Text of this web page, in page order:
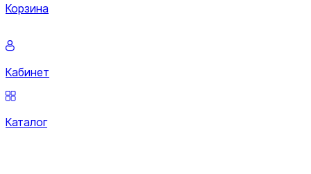
Корзина
Кабинет
Каталог